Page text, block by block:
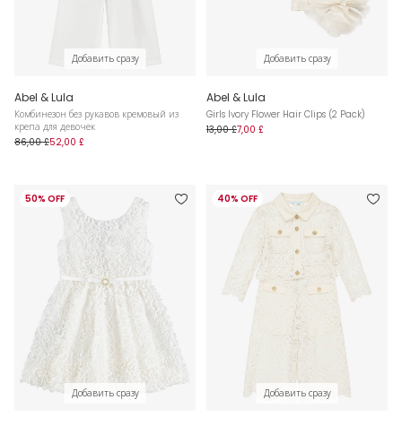
Добавить сразу
Abel & Lula
Комбинезон без рукавов кремовый из
крепа для девочек
86,00 £52,00 £
Добавить сразу
Abel & Lula
Girls Ivory Flower Hair Clips (2 Pack)
13,00 £7,00 £
50% OFF
Добавить сразу
40% OFF
Добавить сразу